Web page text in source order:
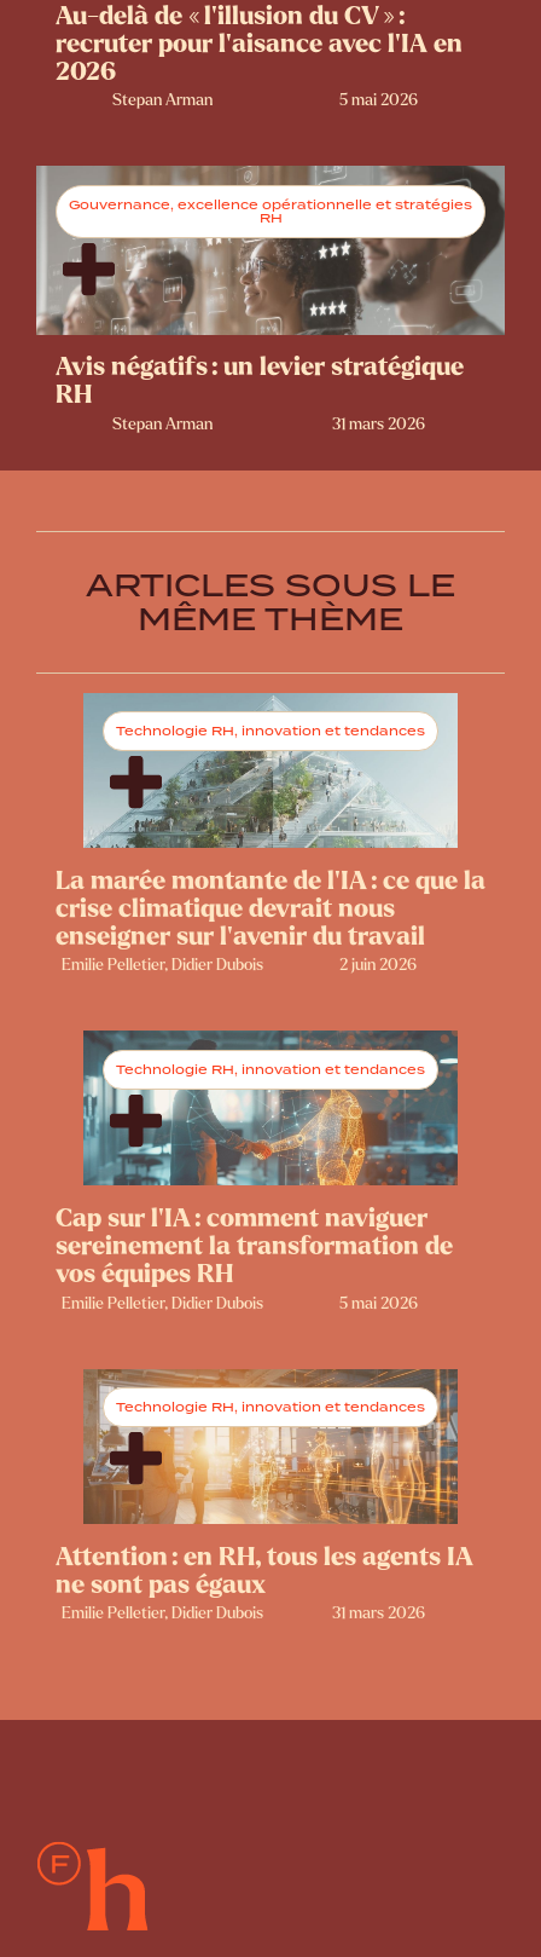
Au-delà de « l’illusion du CV » :
recruter pour l’aisance avec l’IA en
2026
Stepan Arman 5 mai 2026
Gouvernance, excellence opérationnelle et stratégies
RH
Avis négatifs : un levier stratégique
RH
Stepan Arman 31 mars 2026
ARTICLES SOUS LE
MÊME THÈME
Technologie RH, innovation et tendances
La marée montante de l’IA : ce que la
crise climatique devrait nous
enseigner sur l’avenir du travail
Emilie Pelletier, Didier Dubois 2 juin 2026
Technologie RH, innovation et tendances
Cap sur l’IA : comment naviguer
sereinement la transformation de
vos équipes RH
Emilie Pelletier, Didier Dubois 5 mai 2026
Technologie RH, innovation et tendances
Attention : en RH, tous les agents IA
ne sont pas égaux
Emilie Pelletier, Didier Dubois 31 mars 2026